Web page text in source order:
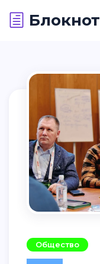
Блокнот
Общество